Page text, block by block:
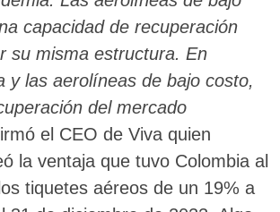
capacidad de recuperación
su misma estructura. En
y las aerolíneas de bajo costo,
del mercado
el CEO de Viva quien
la ventaja que tuvo Colombia al
tiquetes aéreos de un 19% a